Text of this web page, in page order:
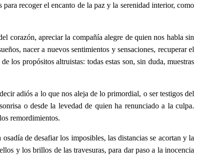
recoger el encanto de la paz y la serenidad interior, como
corazón, apreciar la compañía alegre de quien nos habla sin
nacer a nuevos sentimientos y sensaciones, recuperar el
los propósitos altruistas: todas estas son, sin duda, muestras
adiós a lo que nos aleja de lo primordial, o ser testigos del
o desde la levedad de quien ha renunciado a la culpa.
remordimientos.
de desafiar los imposibles, las distancias se acortan y la
y los brillos de las travesuras, para dar paso a la inocencia